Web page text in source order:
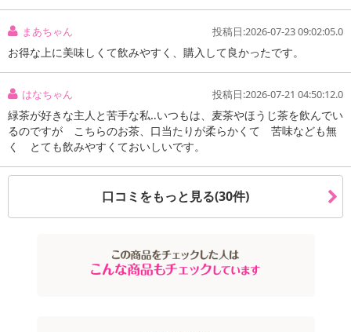
【キャンセルについて】
※お申込み後のキャンセルはお受けできません。
記載されている内容を必ずご確認いただき、お届けする商品セット
にご納得いただきましたうえでお申し込みください。
参考の掲載画像や画像内のバーコードなど、お届け商品と多少異な
る場合がございます。
また、[新たな加工食品の原料原産地表示制度]の経過措置期間の終
了により、商品詳細内に記載の原産国・原材料の表記が旧表記の場
合がございます。
あらかじめご了承いただいた上でお申込みください。なお、本理由
によるお申込み後のキャンセル・返品交換は対応いたしかねます。
※お支払い方法は、電話料金合算払い、クレジットカード払い、dポ
イントがご利用いただけます。
まあちゃん 投稿日:2026-07-23 09:02:05.0
お得な上に美味しくて飲みやすく、購入して良かったです。
はなちゃん 投稿日:2026-07-21 04:50:12.0
緑茶が好きな主人と苦手な私‥いつもは、麦茶やほうじ茶を飲んでい
るのですが こちらのお茶、口当たりが柔らかくて 苦味なども無
く とても飲みやすくておいしいです。
口コミをもっと見る(30件)